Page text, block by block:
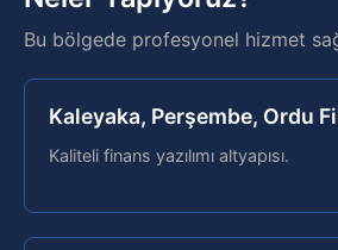
Bu bölgede profesyonel hizmet
Kaleyaka, Perşembe, Ordu
Kaliteli finans yazılımı altyapısı.